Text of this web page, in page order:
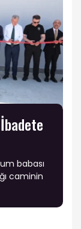
babası
caminin